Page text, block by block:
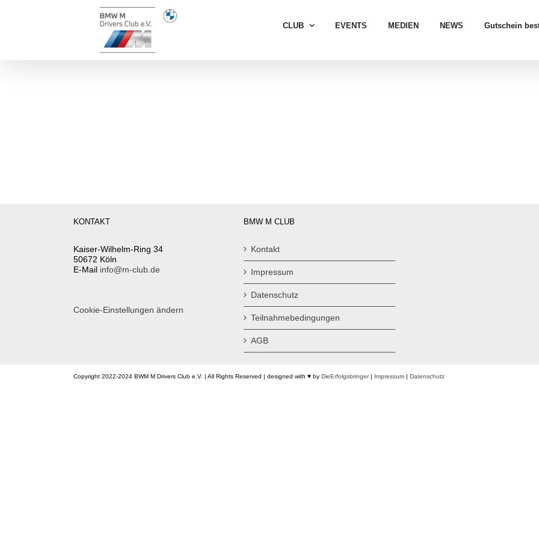
CLUB EVENTS MEDIEN NEWS Gutschein
KONTAKT
Kaiser-Wilhelm-Ring 34
50672 Köln
E-Mail info@m-club.de
Cookie-Einstellungen ändern
BMW M CLUB
Kontakt
Impressum
Datenschutz
Teilnahmebedingungen
AGB
Copyright 2022-2024 BWM M Drivers Club e.V. | All Rights Reserved | designed with ♥ by DieErfolgsbringer| Impressum | Datenschutz